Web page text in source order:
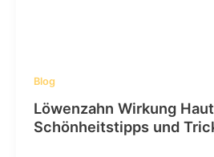
Blog
Löwenzahn Wirkung
Schönheitstipps und